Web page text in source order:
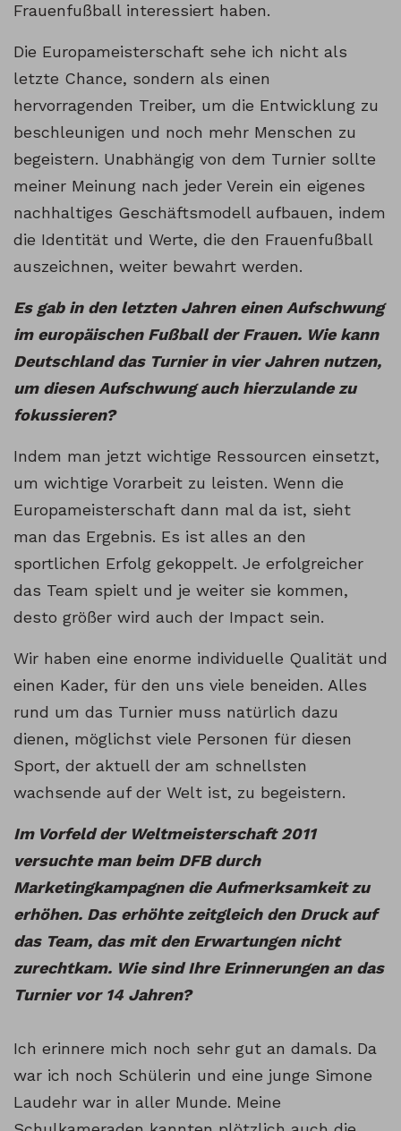
Frauenfußball interessiert haben.
Die Europameisterschaft sehe ich nicht als
letzte Chance, sondern als einen
hervorragenden Treiber, um die Entwicklung zu
beschleunigen und noch mehr Menschen zu
begeistern. Unabhängig von dem Turnier sollte
meiner Meinung nach jeder Verein ein eigenes
nachhaltiges Geschäftsmodell aufbauen, indem
die Identität und Werte, die den Frauenfußball
auszeichnen, weiter bewahrt werden.
Es gab in den letzten Jahren einen Aufschwung
im europäischen Fußball der Frauen. Wie kann
Deutschland das Turnier in vier Jahren nutzen,
um diesen Aufschwung auch hierzulande zu
fokussieren?
Indem man jetzt wichtige Ressourcen einsetzt,
um wichtige Vorarbeit zu leisten. Wenn die
Europameisterschaft dann mal da ist, sieht
man das Ergebnis. Es ist alles an den
sportlichen Erfolg gekoppelt. Je erfolgreicher
das Team spielt und je weiter sie kommen,
desto größer wird auch der Impact sein.
Wir haben eine enorme individuelle Qualität und
einen Kader, für den uns viele beneiden. Alles
rund um das Turnier muss natürlich dazu
dienen, möglichst viele Personen für diesen
Sport, der aktuell der am schnellsten
wachsende auf der Welt ist, zu begeistern.
Im Vorfeld der Weltmeisterschaft 2011
versuchte man beim DFB durch
Marketingkampagnen die Aufmerksamkeit zu
erhöhen. Das erhöhte zeitgleich den Druck auf
das Team, das mit den Erwartungen nicht
zurechtkam. Wie sind Ihre Erinnerungen an das
Turnier vor 14 Jahren?
Ich erinnere mich noch sehr gut an damals. Da
war ich noch Schülerin und eine junge Simone
Laudehr war in aller Munde. Meine